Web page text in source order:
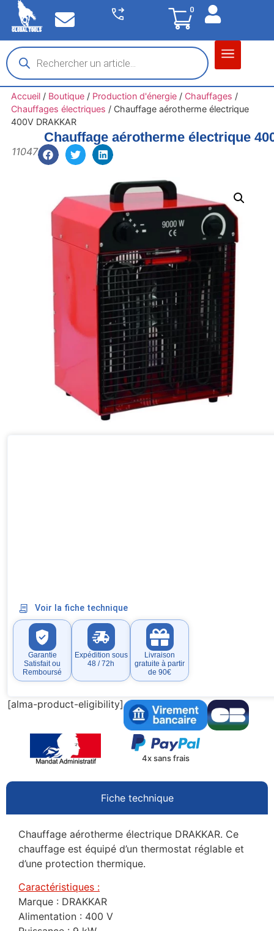
0
Accueil/ Boutique/ Production d'énergie/ Chauffages /
Chauffages électriques / Chauffage aérotherme électrique
400V DRAKKAR
Chauffage aérotherme électrique
11047
Voir la fiche technique
Garantie
Satisfait ou
Remboursé
Expédition sous
48 / 72h
Livraison
gratuite à partir
de 90€
[alma-product-eligibility]
4x sans frais
Fiche technique
Chauffage aérotherme électrique DRAKKAR. Ce
chauffage est équipé d’un thermostat réglable et
d’une protection thermique.
Caractéristiques :
Marque : DRAKKAR
Alimentation : 400 V